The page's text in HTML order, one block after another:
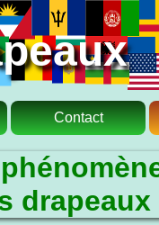
Contact
drapeaux